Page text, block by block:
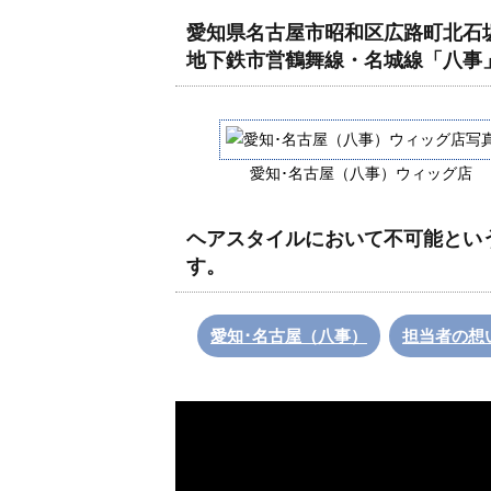
愛知県名古屋市昭和区広路町北石
地下鉄市営鶴舞線・名城線「八事
愛知･名古屋（八事）ウィッグ店
ヘアスタイルにおいて不可能と
す。
愛知･名古屋（八事） 担当者の想